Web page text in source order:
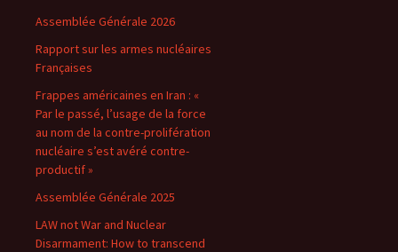
Assemblée Générale 2026
Rapport sur les armes nucléaires
Françaises
Frappes américaines en Iran : «
Par le passé, l’usage de la force
au nom de la contre-prolifération
nucléaire s’est avéré contre-
productif »
Assemblée Générale 2025
LAW not War and Nuclear
Disarmament: How to transcend